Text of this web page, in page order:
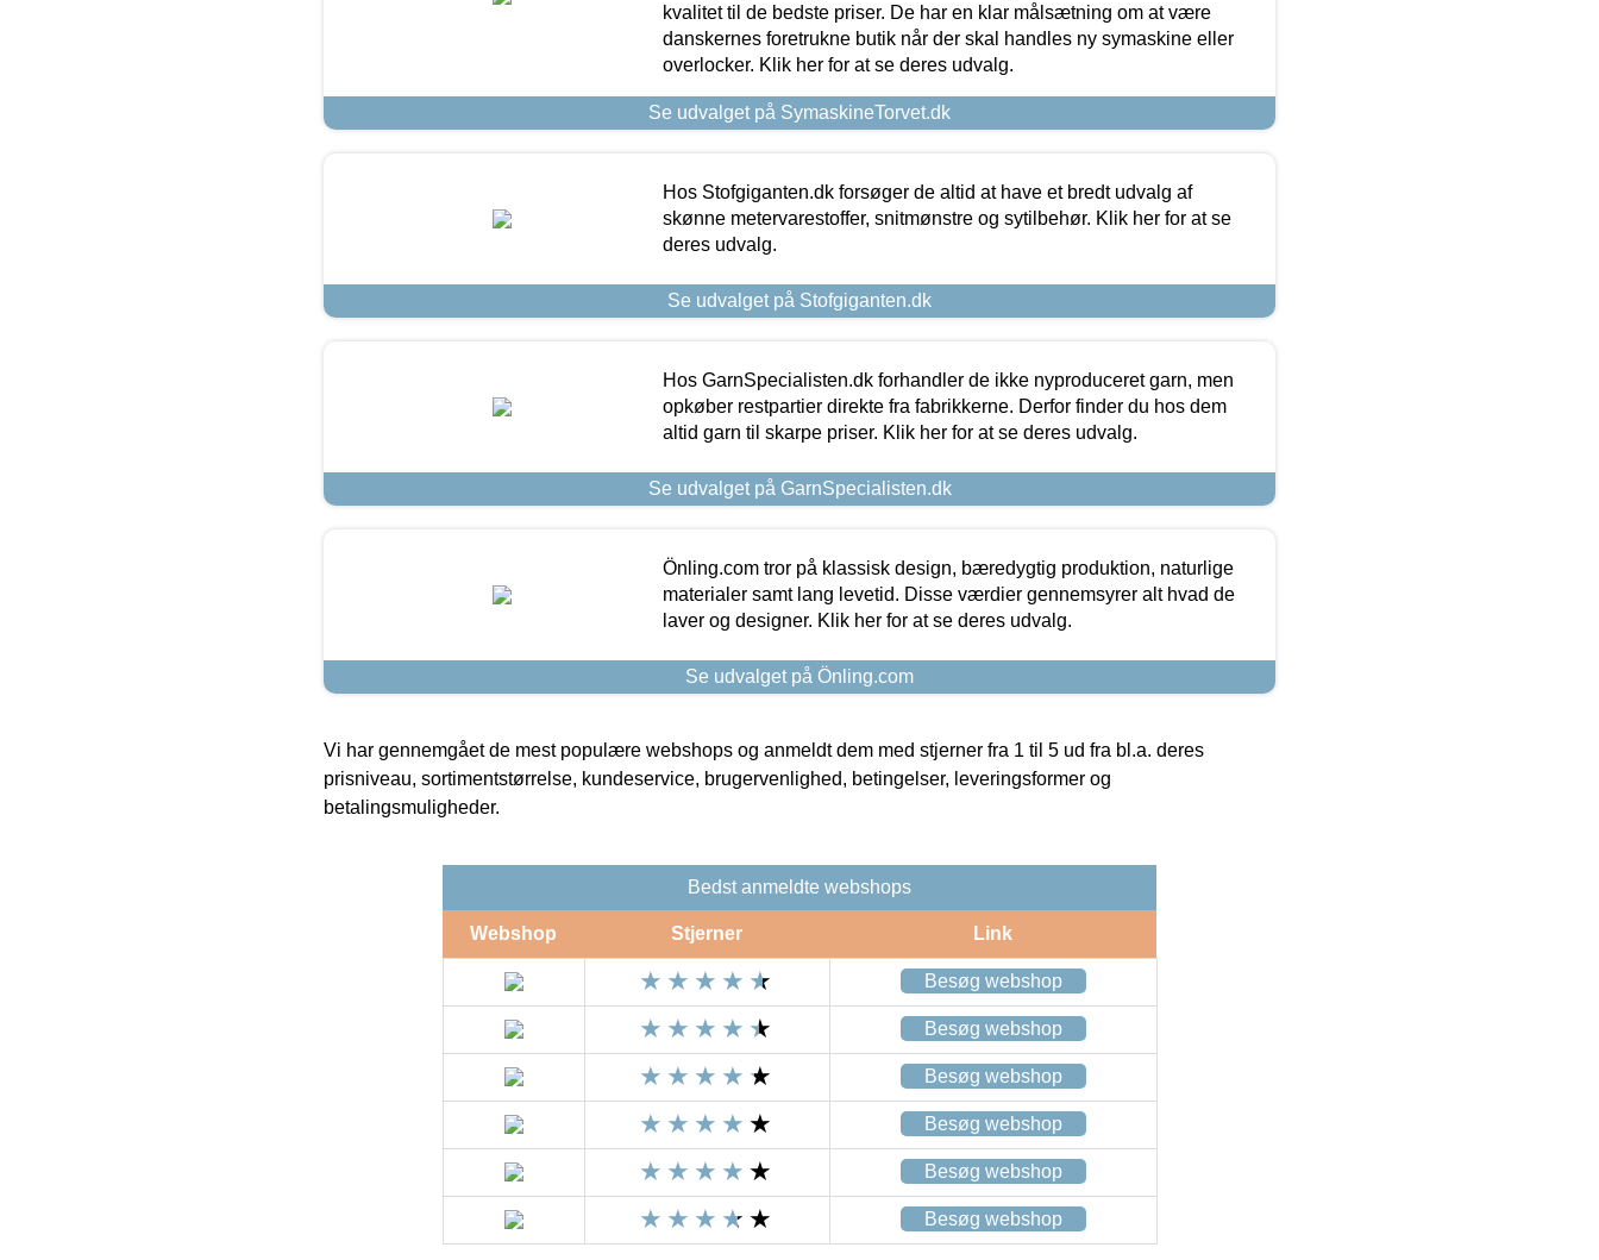
kvalitet til de bedste priser. De har en klar målsætning om at være
danskernes foretrukne butik når der skal handles ny symaskine eller
overlocker. Klik her for at se deres udvalg.
Se udvalget på SymaskineTorvet.dk
Hos Stofgiganten.dk forsøger de altid at have et bredt udvalg af
skønne metervarestoffer, snitmønstre og sytilbehør. Klik her for at se
deres udvalg.
Se udvalget på Stofgiganten.dk
Hos GarnSpecialisten.dk forhandler de ikke nyproduceret garn, men
opkøber restpartier direkte fra fabrikkerne. Derfor finder du hos dem
altid garn til skarpe priser. Klik her for at se deres udvalg.
Se udvalget på GarnSpecialisten.dk
Önling.com tror på klassisk design, bæredygtig produktion, naturlige
materialer samt lang levetid. Disse værdier gennemsyrer alt hvad de
laver og designer. Klik her for at se deres udvalg.
Se udvalget på Önling.com
Vi har gennemgået de mest populære webshops og anmeldt dem med stjerner fra 1 til 5 ud fra bl.a. deres
prisniveau, sortimentstørrelse, kundeservice, brugervenlighed, betingelser, leveringsformer og
betalingsmuligheder.
Bedst anmeldte webshops
Webshop Stjerner Link
Besøg webshop
Besøg webshop
Besøg webshop
Besøg webshop
Besøg webshop
Besøg webshop